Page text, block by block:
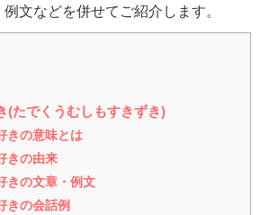
文などを併せてご紹介します。
(たでくうむしもすきずき)
きの意味とは
きの由来
きの文章・例文
きの会話例